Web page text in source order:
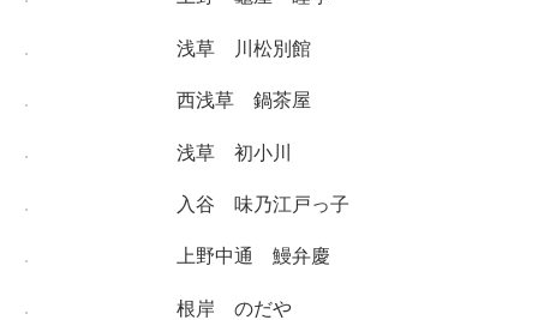
浅草 川松別館
西浅草 鍋茶屋
浅草 初小川
入谷 味乃江戸っ子
上野中通 鰻弁慶
根岸 のだや